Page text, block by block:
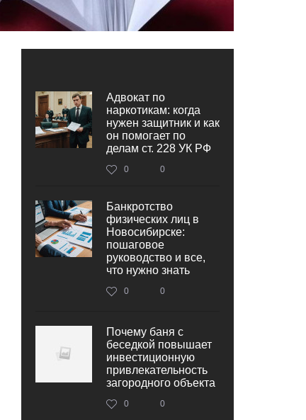
Адвокат по
наркотикам: когда
нужен защитник и как
он помогает по
делам ст. 228 УК РФ
0 0
Банкротство
физических лиц в
Новосибирске:
пошаговое
руководство и все,
что нужно знать
0 0
Почему баня с
беседкой повышает
инвестиционную
привлекательность
загородного объекта
0 0